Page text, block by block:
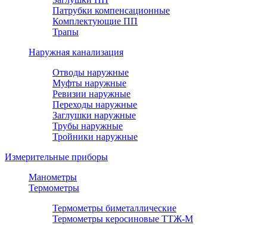
Патрубки компенсационные
Комплектующие ПП
Трапы
Наружная канализация
Отводы наружные
Муфты наружные
Ревизии наружные
Переходы наружные
Заглушки наружные
Трубы наружные
Тройники наружные
Измерительные приборы
Манометры
Термометры
Термометры биметаллические
Термометры керосиновые ТТЖ-М